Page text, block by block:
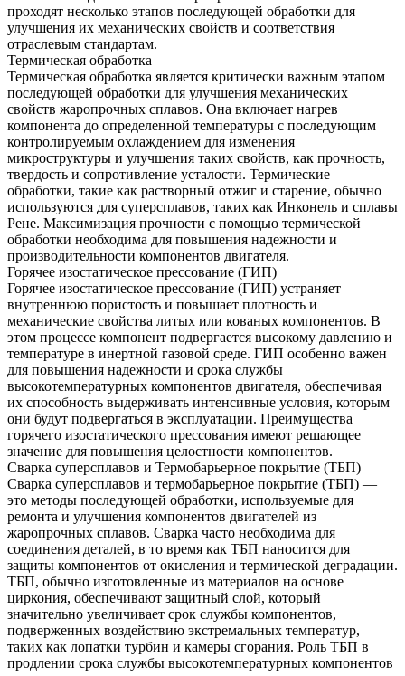
проходят несколько этапов последующей обработки для
улучшения их механических свойств и соответствия
отраслевым стандартам.
Термическая обработка
Термическая обработка является критически важным этапом
последующей обработки для улучшения механических
свойств жаропрочных сплавов. Она включает нагрев
компонента до определенной температуры с последующим
контролируемым охлаждением для изменения
микроструктуры и улучшения таких свойств, как прочность,
твердость и сопротивление усталости. Термические
обработки, такие как растворный отжиг и старение, обычно
используются для суперсплавов, таких как Инконель и сплавы
Рене. Максимизация прочности с помощью термической
обработки необходима для повышения надежности и
производительности компонентов двигателя.
Горячее изостатическое прессование (ГИП)
Горячее изостатическое прессование (ГИП) устраняет
внутреннюю пористость и повышает плотность и
механические свойства литых или кованых компонентов. В
этом процессе компонент подвергается высокому давлению и
температуре в инертной газовой среде. ГИП особенно важен
для повышения надежности и срока службы
высокотемпературных компонентов двигателя, обеспечивая
их способность выдерживать интенсивные условия, которым
они будут подвергаться в эксплуатации. Преимущества
горячего изостатического прессования имеют решающее
значение для повышения целостности компонентов.
Сварка суперсплавов и Термобарьерное покрытие (ТБП)
Сварка суперсплавов и термобарьерное покрытие (ТБП) —
это методы последующей обработки, используемые для
ремонта и улучшения компонентов двигателей из
жаропрочных сплавов. Сварка часто необходима для
соединения деталей, в то время как ТБП наносится для
защиты компонентов от окисления и термической деградации.
ТБП, обычно изготовленные из материалов на основе
циркония, обеспечивают защитный слой, который
значительно увеличивает срок службы компонентов,
подверженных воздействию экстремальных температур,
таких как лопатки турбин и камеры сгорания. Роль ТБП в
продлении срока службы высокотемпературных компонентов